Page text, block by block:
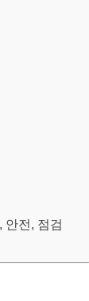
안전, 점검